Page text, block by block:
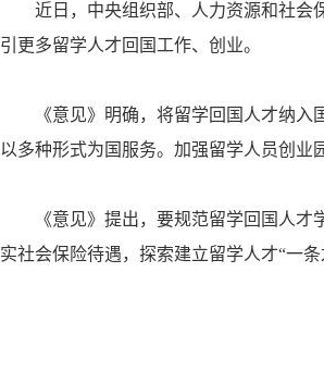
近日，中央组织部、人力资源和社会保
引更多留学人才回国工作、创业。
《意见》明确，将留学回国人才纳入国
以多种形式为国服务。加强留学人员创
《意见》提出，要规范留学回国人才学
实社会保险待遇，探索建立留学人才“一